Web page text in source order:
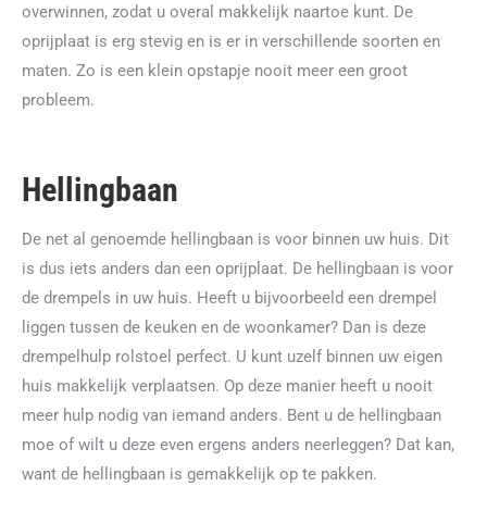
overwinnen, zodat u overal makkelijk naartoe kunt. De
oprijplaat is erg stevig en is er in verschillende soorten en
maten. Zo is een klein opstapje nooit meer een groot
probleem.
Hellingbaan
De net al genoemde hellingbaan is voor binnen uw huis. Dit
is dus iets anders dan een oprijplaat. De hellingbaan is voor
de drempels in uw huis. Heeft u bijvoorbeeld een drempel
liggen tussen de keuken en de woonkamer? Dan is deze
drempelhulp rolstoel perfect. U kunt uzelf binnen uw eigen
huis makkelijk verplaatsen. Op deze manier heeft u nooit
meer hulp nodig van iemand anders. Bent u de hellingbaan
moe of wilt u deze even ergens anders neerleggen? Dat kan,
want de hellingbaan is gemakkelijk op te pakken.